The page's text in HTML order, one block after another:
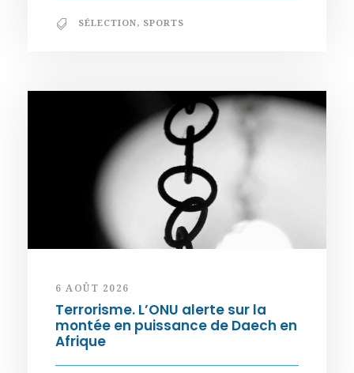
SÉLECTION, SPORTS
6 AOÛT 2026
Terrorisme. L’ONU alerte sur la
montée en puissance de Daech en
Afrique